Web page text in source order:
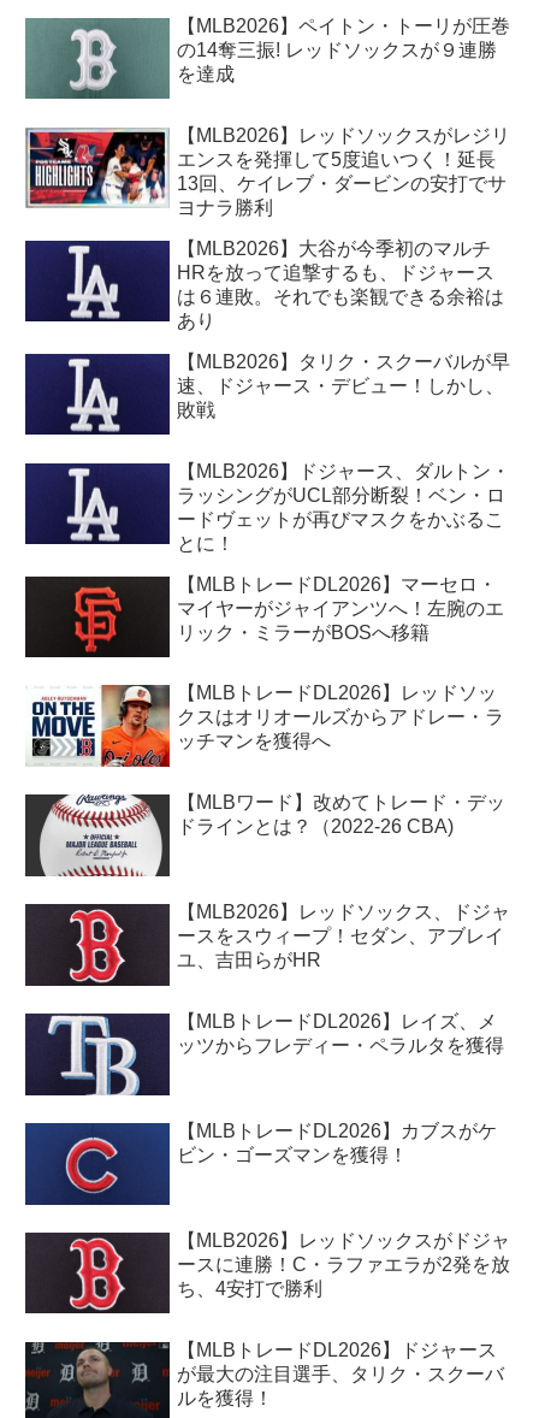
【MLB2026】ペイトン・トーリが圧巻
の14奪三振! レッドソックスが９連勝
を達成
【MLB2026】レッドソックスがレジリ
エンスを発揮して5度追いつく！延長
13回、ケイレブ・ダービンの安打でサ
ヨナラ勝利
【MLB2026】大谷が今季初のマルチ
HRを放って追撃するも、ドジャース
は６連敗。それでも楽観できる余裕は
あり
【MLB2026】タリク・スクーバルが早
速、ドジャース・デビュー！しかし、
敗戦
【MLB2026】ドジャース、ダルトン・
ラッシングがUCL部分断裂！ベン・ロ
ードヴェットが再びマスクをかぶるこ
とに！
【MLBトレードDL2026】マーセロ・
マイヤーがジャイアンツへ！左腕のエ
リック・ミラーがBOSへ移籍
【MLBトレードDL2026】レッドソッ
クスはオリオールズからアドレー・ラ
ッチマンを獲得へ
【MLBワード】改めてトレード・デッ
ドラインとは？（2022-26 CBA)
【MLB2026】レッドソックス、ドジャ
ースをスウィープ！セダン、アブレイ
ユ、吉田らがHR
【MLBトレードDL2026】レイズ、メ
ッツからフレディー・ペラルタを獲得
【MLBトレードDL2026】カブスがケ
ビン・ゴーズマンを獲得！
【MLB2026】レッドソックスがドジャ
ースに連勝！C・ラファエラが2発を放
ち、4安打で勝利
【MLBトレードDL2026】ドジャース
が最大の注目選手、タリク・スクーバ
ルを獲得！